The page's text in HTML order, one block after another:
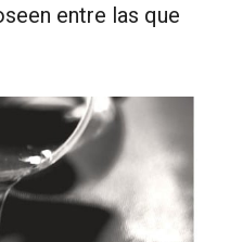
entre las que